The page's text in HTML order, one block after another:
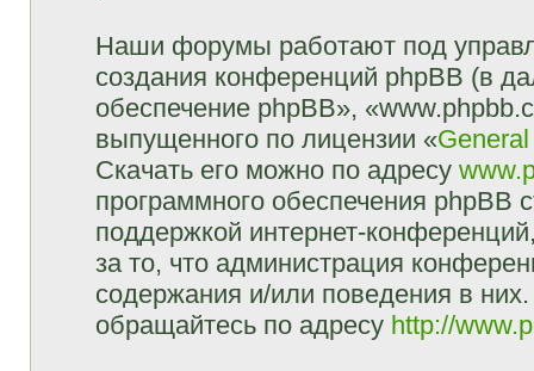
Наши форумы работают под
создания конференций phpBB (в
обеспечение phpBB»,
выпущенного по лицензии «
Скачать его можно по адресу
программного обеспечения phpBB
поддержкой интернет-
за то, что администрация
содержания и/или поведения в
обращайтесь по адресу http://